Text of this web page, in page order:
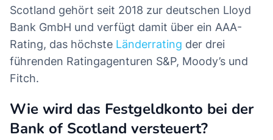
Scotland gehört seit 2018 zur deutschen Lloyd
Bank GmbH und verfügt damit über ein AAA-
Rating, das höchste Länderrating der drei
führenden Ratingagenturen S&P, Moody’s und
Fitch.
Wie wird das Festgeldkonto bei der
Bank of Scotland versteuert?